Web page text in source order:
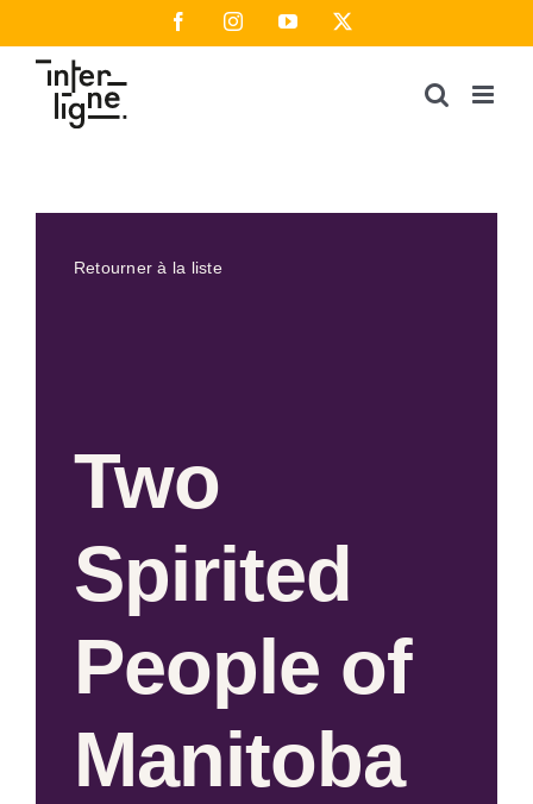
au
contenu
FacebookInstagramYouTube
Retourner à la liste
Two
Spirited
People of
Manitoba